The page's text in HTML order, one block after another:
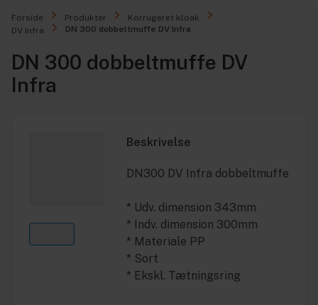
Forside Produkter
Korrugeret kloak
DV Infra
DN 300 dobbeltmuffe DV Infra
DN 300 dobbeltmuffe DV
Infra
Beskrivelse
DN300 DV Infra dobbeltmuffe
* Udv. dimension 343mm
* Indv. dimension 300mm
* Materiale PP
* Sort
* Ekskl. Tætningsring